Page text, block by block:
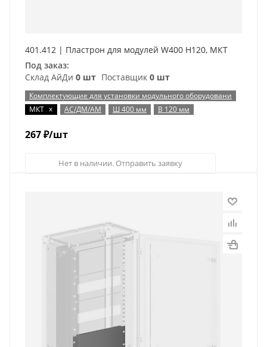
401.412 | Пластрон для модулей W400 H120, МКТ
Под заказ:
Склад АйДи 0 шт Поставщик 0 шт
Комплектующие для установки модульного оборудовани
МКТ x АС/ДМ/АМ Ш 400 мм В 120 мм
267₽/шт
Нет в наличии. Отправить заявку